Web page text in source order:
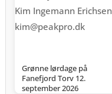
Grønne lørdage på
Fanefjord Torv 12.
september 2026